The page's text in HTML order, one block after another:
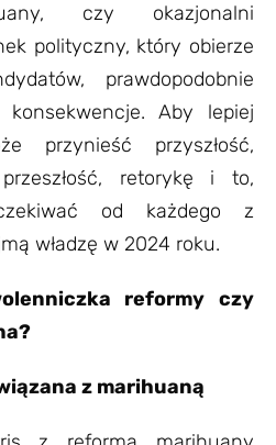
czy okazjonalni
polityczny, który obierze
prawdopodobnie
konsekwencje. Aby lepiej
przynieść przyszłość,
retorykę i to,
od każdego z
władzę w 2024 roku.
reformy czy
z marihuaną